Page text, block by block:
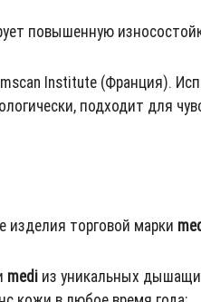
повышенную
Institute (Франция).
подходит для
изделия торговой марки
medi из уникальных